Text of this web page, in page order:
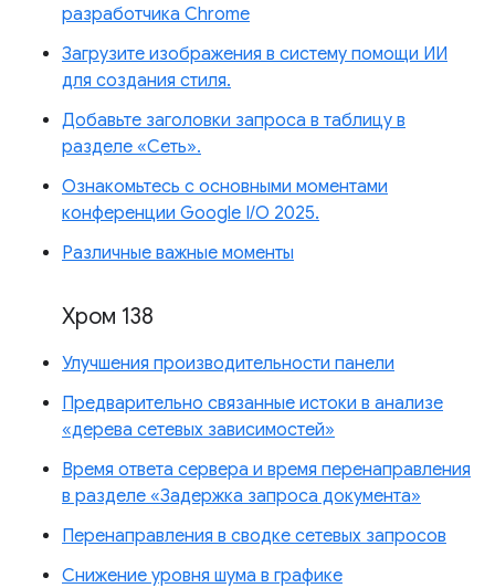
разработчика Chrome
Загрузите изображения в систему помощи ИИ
для создания стиля.
Добавьте заголовки запроса в таблицу в
разделе «Сеть».
Ознакомьтесь с основными моментами
конференции Google I/O 2025.
Различные важные моменты
Хром 138
Улучшения производительности панели
Предварительно связанные истоки в анализе
«дерева сетевых зависимостей»
Время ответа сервера и время перенаправления
в разделе «Задержка запроса документа»
Перенаправления в сводке сетевых запросов
Снижение уровня шума в графике